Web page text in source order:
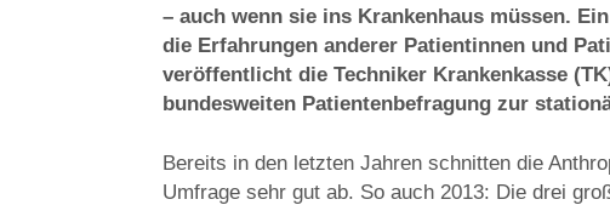
– auch wenn sie ins Krankenhaus müssen.
die Erfahrungen anderer Patientinnen und
veröffentlicht die Techniker Krankenkasse
bundesweiten Patientenbefragung zur
Bereits in den letzten Jahren schnitten die
Umfrage sehr gut ab. So auch 2013: Die drei